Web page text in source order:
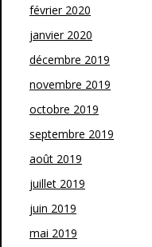
février 2020
janvier 2020
décembre 2019
novembre 2019
octobre 2019
septembre 2019
août 2019
juillet 2019
juin 2019
mai 2019